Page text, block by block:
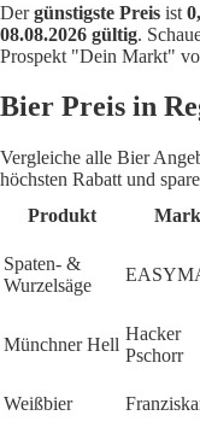
Dergünstigste Preis ist
08.08.2026 gültig.
Prospekt "Dein Markt"
Bier Preis in
Vergleiche alle Bier
höchsten Rabatt und
Produkt
Spaten- &
Wurzelsäge
Münchner Hell
Hacker
Pschorr
Weißbier